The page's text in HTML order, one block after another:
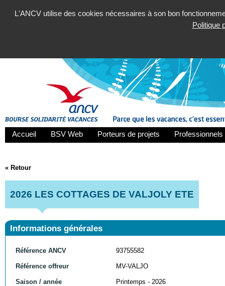
L'ANCV utilise des cookies nécessaires à son bon
Politique
Accueil BSV Web Porteurs de projets
« Retour
2026 LES COTTAGES DE VALJOLY ETE
Informations générales
Référence ANCV 93755582
Référence offreur MV-VALJO
Saison / année Printemps - 2026